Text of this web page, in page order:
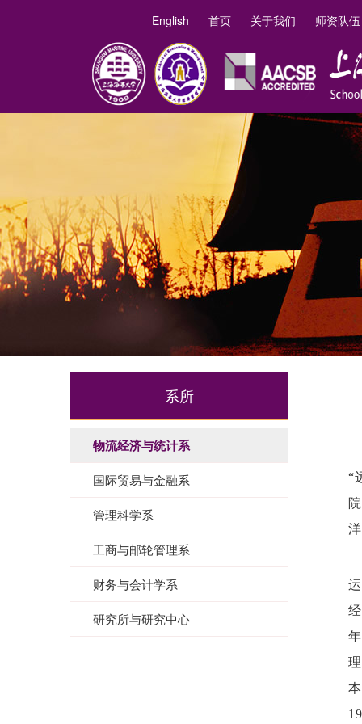
English 首页 关于我们 师资队伍
系所
物流经济与统计系
国际贸易与金融系
管理科学系
工商与邮轮管理系
财务与会计学系
研究所与研究中心
“